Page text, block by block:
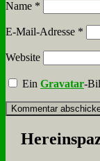
Name *
E-Mail-Adresse *
Website
EinGravatar-